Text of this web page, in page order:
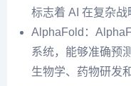
标志着 AI 在复杂战
AlphaFold：
系统，能够准确预
生物学、药物研发